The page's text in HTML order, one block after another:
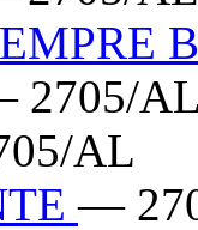
2705/
AL
—